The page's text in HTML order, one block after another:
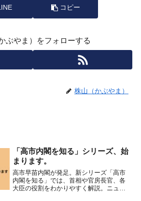
コピー
ぶやま）をフォローする
株山（かぶやま）
「高市内閣を知る」シリーズ、始
まります。
高市早苗内閣が発足。新シリーズ「高市
内閣を知る」では、首相や官房長官、各
大臣の役割をわかりやすく解説。ニュー